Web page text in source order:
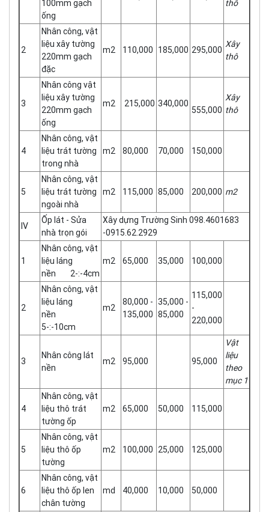
100mm gạch
ống
thô
2
Nhân công, vật
liệu xây tường
220mm gạch
đặc
m2 110,000 185,000 295,000
Xây
thô
3
Nhân công vật
liệu xây tường
220mm gạch
ống
m2 215,000 340,000
555,000
Xây
thô
4
Nhân công, vật
liệu trát tường
trong nhà
m2 80,000 70,000 150,000
5
Nhân công, vật
liệu trát tường
ngoài nhà
m2 115,000 85,000 200,000 m2
IV
Ốp lát - Sửa
nhà trọn gói
Xây dựng Trường Sinh 098.4601683
-0915.62.2929
1
Nhân công, vật
liệu láng
nền 2-:-4cm
m2 65,000 35,000 100,000
2
Nhân công, vật
liệu láng
nền
5-:-10cm
m2
80,000 -
135,000
35,000 -
85,000
115,000
-
220,000
3
Nhân công lát
nền
m2 95,000 95,000
Vật
liệu
theo
mục 1
4
Nhân công, vật
liệu thô trát
tường ốp
m2 65,000 50,000 115,000
5
Nhân công, vật
liệu thô ốp
tường
m2 100,000 25,000 125,000
6
Nhân công, vật
liệu thô ốp len
chân tường
md 40,000 10,000 50,000